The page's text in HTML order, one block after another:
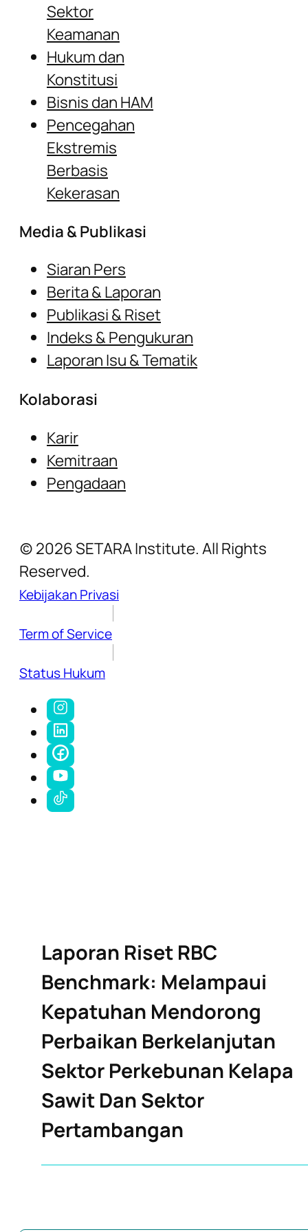
Sektor
Keamanan
Hukum dan
Konstitusi
Bisnis dan HAM
Pencegahan
Ekstremis
Berbasis
Kekerasan
Media & Publikasi
Siaran Pers
Berita & Laporan
Publikasi & Riset
Indeks & Pengukuran
Laporan Isu & Tematik
Kolaborasi
Karir
Kemitraan
Pengadaan
(c) 2026 SETARA Institute. All Rights
Reserved.
Kebijakan Privasi
Term of Service
Status Hukum
Laporan Riset RBC
Benchmark: Melampaui
Kepatuhan Mendorong
Perbaikan Berkelanjutan
Sektor Perkebunan Kelapa
Sawit Dan Sektor
Pertambangan